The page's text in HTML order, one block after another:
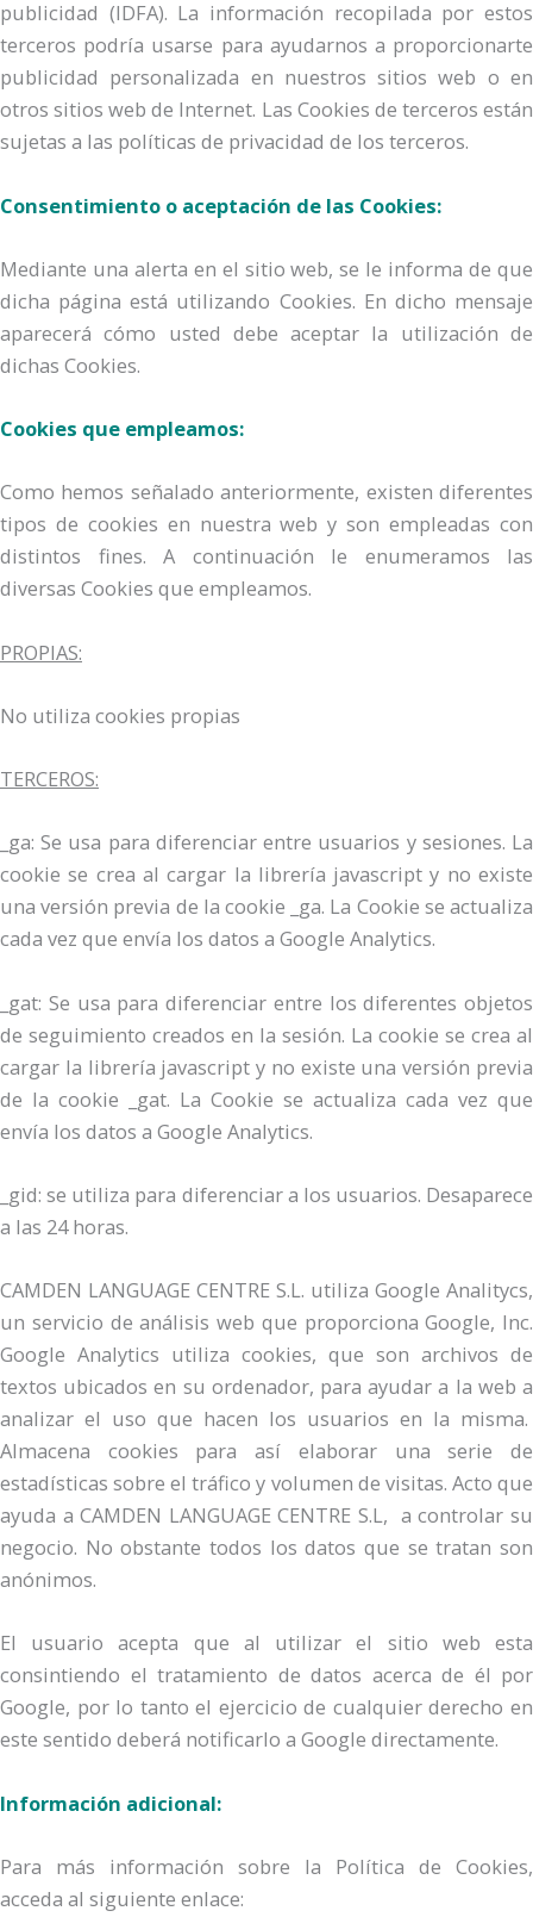
publicidad (IDFA). La información recopilada por estos
terceros podría usarse para ayudarnos a proporcionarte
publicidad personalizada en nuestros sitios web o en
otros sitios web de Internet. Las Cookies de terceros están
sujetas a las políticas de privacidad de los terceros.
Consentimiento o aceptación de las Cookies:
Mediante una alerta en el sitio web, se le informa de que
dicha página está utilizando Cookies. En dicho mensaje
aparecerá cómo usted debe aceptar la utilización de
dichas Cookies.
Cookies que empleamos:
Como hemos señalado anteriormente, existen diferentes
tipos de cookies en nuestra web y son empleadas con
distintos fines. A continuación le enumeramos las
diversas Cookies que empleamos.
PROPIAS:
No utiliza cookies propias
TERCEROS:
_ga: Se usa para diferenciar entre usuarios y sesiones. La
cookie se crea al cargar la librería javascript y no existe
una versión previa de la cookie _ga. La Cookie se actualiza
cada vez que envía los datos a Google Analytics.
_gat: Se usa para diferenciar entre los diferentes objetos
de seguimiento creados en la sesión. La cookie se crea al
cargar la librería javascript y no existe una versión previa
de la cookie _gat. La Cookie se actualiza cada vez que
envía los datos a Google Analytics.
_gid: se utiliza para diferenciar a los usuarios. Desaparece
a las 24 horas.
CAMDEN LANGUAGE CENTRE S.L. utiliza Google Analitycs,
un servicio de análisis web que proporciona Google, Inc.
Google Analytics utiliza cookies, que son archivos de
textos ubicados en su ordenador, para ayudar a la web a
analizar el uso que hacen los usuarios en la misma.
Almacena cookies para así elaborar una serie de
estadísticas sobre el tráfico y volumen de visitas. Acto que
ayuda a CAMDEN LANGUAGE CENTRE S.L, a controlar su
negocio. No obstante todos los datos que se tratan son
anónimos.
El usuario acepta que al utilizar el sitio web esta
consintiendo el tratamiento de datos acerca de él por
Google, por lo tanto el ejercicio de cualquier derecho en
este sentido deberá notificarlo a Google directamente.
Información adicional:
Para más información sobre la Política de Cookies,
acceda al siguiente enlace: